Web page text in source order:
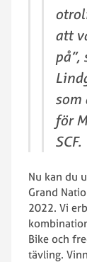
att
på”,
som
för
SCF.
Nu kan du
Grand
2022. Vi
Bike och
tävling.